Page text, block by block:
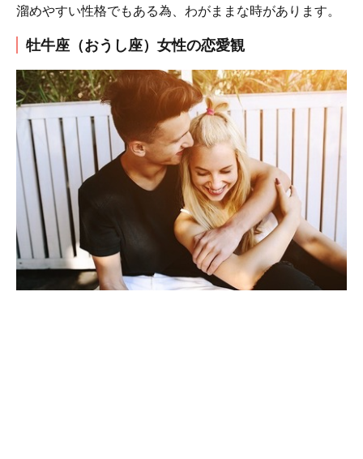
溜めやすい性格でもある為、わがままな時があります。
牡牛座（おうし座）女性の恋愛観